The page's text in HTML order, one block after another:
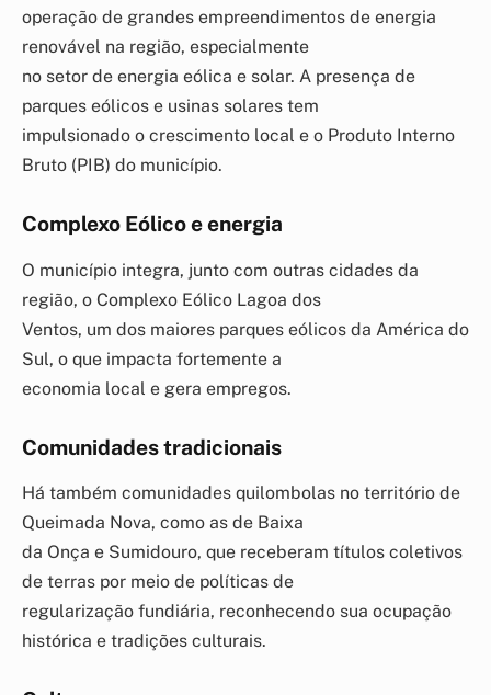
operação de grandes empreendimentos de energia
renovável na região, especialmente
no setor de energia eólica e solar. A presença de
parques eólicos e usinas solares tem
impulsionado o crescimento local e o Produto Interno
Bruto (PIB) do município.
Complexo Eólico e energia
O município integra, junto com outras cidades da
região, o Complexo Eólico Lagoa dos
Ventos, um dos maiores parques eólicos da América do
Sul, o que impacta fortemente a
economia local e gera empregos.
Comunidades tradicionais
Há também comunidades quilombolas no território de
Queimada Nova, como as de Baixa
da Onça e Sumidouro, que receberam títulos coletivos
de terras por meio de políticas de
regularização fundiária, reconhecendo sua ocupação
histórica e tradições culturais.